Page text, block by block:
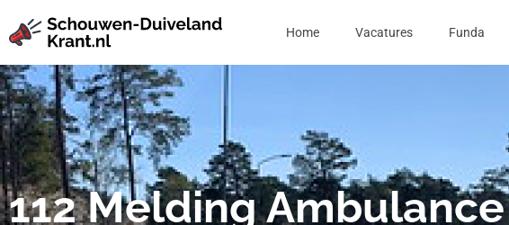
Home Vacatures Funda
112 Melding Ambulance